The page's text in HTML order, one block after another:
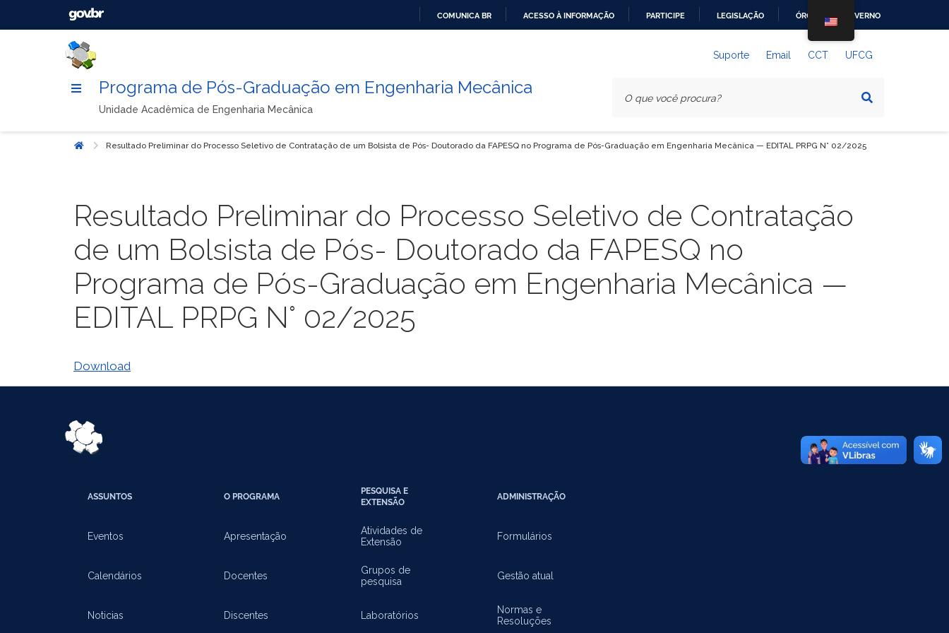
CONTEÚDO
COMUNICA BR ACESSO À INFORMAÇÃO PARTICIPE LEGISLAÇÃO ÓRGÃOS DO GOVERNO
Suporte Email CCT UFCG
Programa de Pós-Graduação em Engenharia Mecânica
Unidade Acadêmica de Engenharia Mecânica
Início Resultado Preliminar do Processo Seletivo de Contratação de um Bolsista de Pós- Doutorado da FAPESQ no Programa de Pós-Graduação em Engenharia Mecânica — EDITAL PRPG N° 02/2025
Resultado Preliminar do Processo Seletivo de Contratação
de um Bolsista de Pós- Doutorado da FAPESQ no
Programa de Pós-Graduação em Engenharia Mecânica —
EDITAL PRPG N° 02/2025
Download
ASSUNTOS
Eventos
Calendários
Noticias
O PROGRAMA
Apresentação
Docentes
Discentes
PESQUISA E
EXTENSÃO
Atividades de
Extensão
Grupos de
pesquisa
Laboratórios
ADMINISTRAÇÃO
Formulários
Gestão atual
Normas e
Resoluções